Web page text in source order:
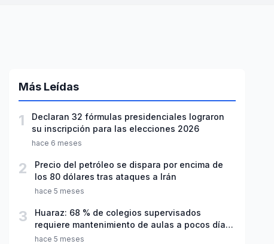
Más Leídas
1
Declaran 32 fórmulas presidenciales lograron
su inscripción para las elecciones 2026
hace 6 meses
2
Precio del petróleo se dispara por encima de
los 80 dólares tras ataques a Irán
hace 5 meses
3
Huaraz: 68 % de colegios supervisados
requiere mantenimiento de aulas a pocos días
de inicio del año escolar 2026
hace 5 meses